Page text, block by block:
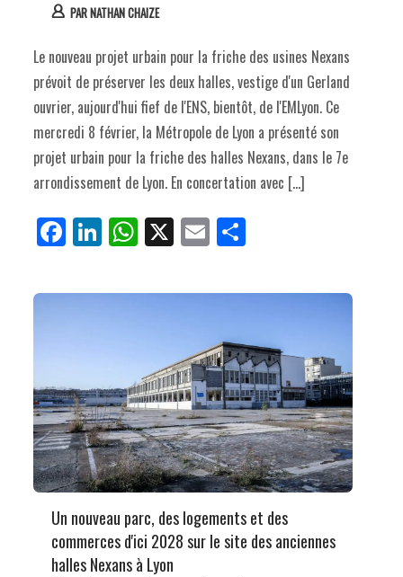
PARNATHAN CHAIZE
Le nouveau projet urbain pour la friche des usines Nexans
prévoit de préserver les deux halles, vestige d'un Gerland
ouvrier, aujourd'hui fief de l'ENS, bientôt, de l'EMLyon. Ce
mercredi 8 février, la Métropole de Lyon a présenté son
projet urbain pour la friche des halles Nexans, dans le 7e
arrondissement de Lyon. En concertation avec […]
Fa
ce
bo
ok
Li
nk
ed
In
W
ha
ts
Ap
X E
m
ail
Pa
ag
Un nouveau parc, des logements et des
commerces d'ici 2028 sur le site des anciennes
halles Nexans à Lyon